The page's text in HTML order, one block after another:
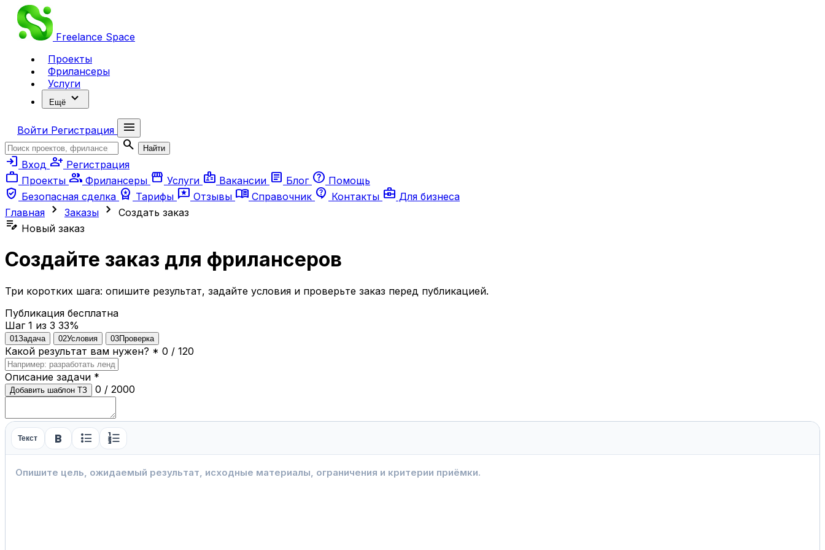
Freelance Space
Проекты
Фрилансеры
Услуги
Ещё expand_more
Войти Регистрация
menu
search
Найти
login Вход person_add Регистрация
work Проекты group Фрилансеры storefront Услуги badge Вакансии article Блог help Помощь
verified_user Безопасная сделка workspace_premium Тарифы reviews Отзывы menu_book Справочник contact_support Контакты business_center Для бизнеса
Главная chevron_right Заказы chevron_right Создать заказ
edit_note Новый заказ
Создайте заказ для фрилансеров
Три коротких шага: опишите результат, задайте условия и проверьте заказ перед публикацией.
Публикация бесплатна
Шаг 1 из 3 33%
01 Задача 02Условия 03Проверка
Какой результат вам нужен? * 0 / 120
Описание задачи *
Добавить шаблон ТЗ 0 / 2000
Текст format_bold format_list_bulleted format_list_numbered